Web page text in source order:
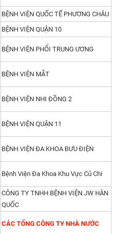
BỆNH VIỆN QUỐC TẾ PHƯƠNG CHÂU
BỆNH VIỆN QUẬN 10
BỆNH VIỆN PHỔI TRUNG ƯƠNG
BỆNH VIỆN MẮT
BỆNH VIỆN NHI ĐỒNG 2
BỆNH VIỆN QUẬN 11
BỆNH VIỆN ĐA KHOA BƯU ĐIỆN
Bệnh Viện Đa Khoa Khu Vực Củ Chi
CÔNG TY TNHH BỆNH VIỆN JW HÀN
QUỐC
CÁC TỔNG CÔNG TY NHÀ NƯỚC